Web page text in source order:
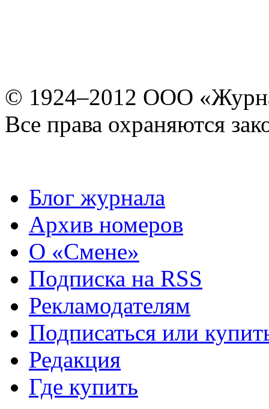
© 1924–2012 ООО
Все права охраняются
Блог журнала
Архив номеров
О «Смене»
Подписка на RSS
Рекламодателям
Подписаться или
Редакция
Где купить